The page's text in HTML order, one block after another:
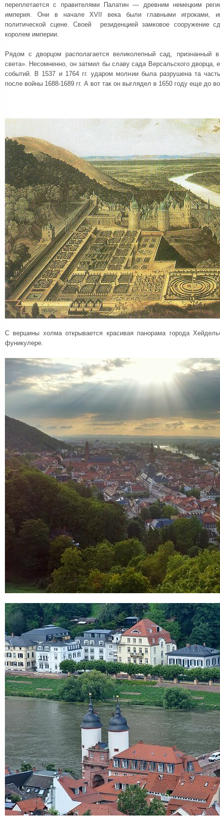
переплетается с правителями Палатин — древним немецким
империя. Они в начале XVII века были главными игроками,
политической сцене. Своей резиденцией замковое сооружение
королем империи.
Рядом с дворцом располагается великолепный сад, признанный
света». Несомненно, он затмил бы славу сада Версальского дворца,
событий. В 1537 и 1764 гг. ударом молнии была разрушена та
после войны 1688-1689 гг. А вот так он выглядел в 1650 году еще до
С вершины холма открывается красивая панорама города
фуникулере.